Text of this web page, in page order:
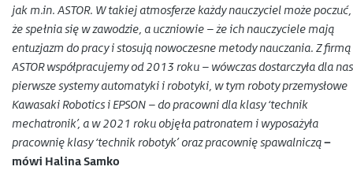
jak m.in. ASTOR. W takiej atmosferze każdy nauczyciel może poczuć,
że spełnia się w zawodzie, a uczniowie – że ich nauczyciele mają
entuzjazm do pracy i stosują nowoczesne metody nauczania. Z firmą
ASTOR współpracujemy od 2013 roku – wówczas dostarczyła dla nas
pierwsze systemy automatyki i robotyki, w tym roboty przemysłowe
Kawasaki Robotics i EPSON – do pracowni dla klasy ‘technik
mechatronik’, a w 2021 roku objęła patronatem i wyposażyła
pracownię klasy ‘technik robotyk’ oraz pracownię spawalniczą–
mówi Halina Samko